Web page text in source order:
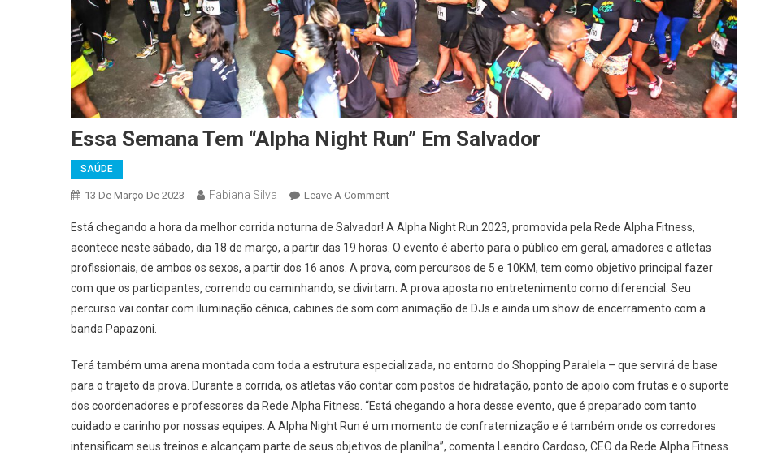
Essa Semana TeM “Alpha Night Run” Em Salvador
SAÚDE
13 De Março De 2023 Fabiana Silva Leave A CommentOn
Semana
Te M
“Alpha
Night
Run”
Está chegando a hora da melhor corrida noturna de Salvador! A Alpha Night Run 2023, promovida pela Rede Alpha Fitness,
acontece neste sábado, dia 18 de março, a partir das 19 horas. O evento é aberto para o público em geral, amadores e atletas
profissionais, de ambos os sexos, a partir dos 16 anos. A prova, com percursos de 5 e 10KM, tem como objetivo principal fazer
com que os participantes, correndo ou caminhando, se divirtam. A prova aposta no entretenimento como diferencial. Seu
percurso vai contar com iluminação cênica, cabines de som com animação de DJs e ainda um show de encerramento com a
banda Papazoni.
Terá também uma arena montada com toda a estrutura especializada, no entorno do Shopping Paralela – que servirá de base
para o trajeto da prova. Durante a corrida, os atletas vão contar com postos de hidratação, ponto de apoio com frutas e o suporte
dos coordenadores e professores da Rede Alpha Fitness. “Está chegando a hora desse evento, que é preparado com tanto
cuidado e carinho por nossas equipes. A Alpha Night Run é um momento de confraternização e é também onde os corredores
intensificam seus treinos e alcançam parte de seus objetivos de planilha”, comenta Leandro Cardoso, CEO da Rede Alpha Fitness.